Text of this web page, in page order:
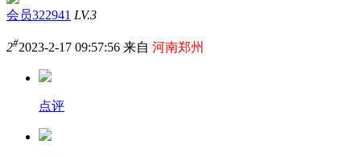
会员322941 LV.3
2#2023-2-17 09:57:56 来自 河南郑州
点评